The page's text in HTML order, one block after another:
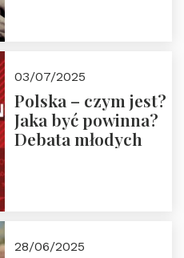
03/07/2025
Polska – czym jest?
Jaka być powinna?
Debata młodych
28/06/2025